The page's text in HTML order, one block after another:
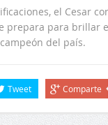
el Cesar
prepara para brillar
del país.
Tweet Comparte